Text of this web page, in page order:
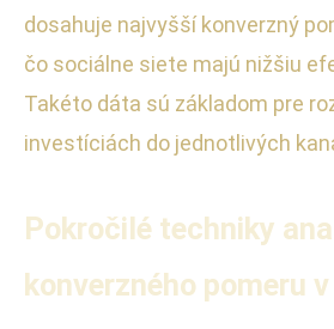
dosahuje najvyšší konverzný
čo sociálne siete majú nižšiu
Takéto dáta sú základom pre
investíciách do jednotlivých
Pokročilé techniky
konverzného pomeru v